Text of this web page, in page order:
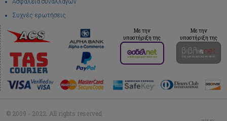
Ασφάλεια συναλλαγών
Συχνές ερωτήσεις
Με την
υποστήριξη της
Με την
υποστήριξη της
© 2009 - 2022. All rights reserved